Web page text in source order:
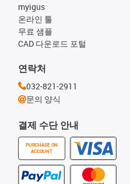
결제 수단 안내
PURCHASE ON
ACCOUNT
myigus
온라인 툴
무료 샘플
CAD 다운로드 포털
연락처
032-821-2911
문의 양식